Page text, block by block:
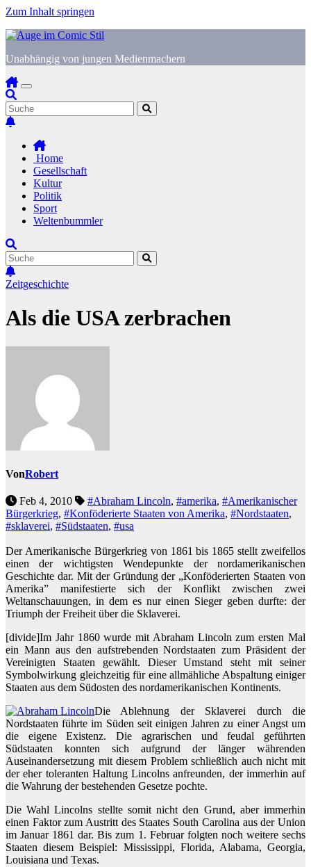
Zum Inhalt springen
Unabhängig von jungen Medienmachern
Home
Gesellschaft
Kultur
Politik
Sport
Weltenbummler
Zeitgeschichte
Als die USA zerbrachen
VonRobert
Feb 4, 2010 #Abraham Lincoln, #amerika, #Amerikanischer
Bürgerkrieg, #Konföderierte Staaten von Amerika, #Nordstaaten,
#sklaverei, #Südstaaten, #usa
Der Amerikanische Bürgerkrieg von 1861 bis 1865 stellt zweifellos
einen der wichtigsten Wendepunkte der nordamerikanischen
Geschichte dar. Mit der Gründung der „Konföderierten Staaten von
Amerika” manifestierte sich der Konflikt zwischen zwei
Weltanschauungen, in dem es nur einen Sieger geben durfte: der
Triumph der Freiheit über die Sklaverei.
[divide]Im Jahr 1860 wurde mit Abraham Lincoln zum ersten Mal
ein Mann aus den aufstrebenden Nordstaaten zum Präsident der
Vereinigten Staaten gewählt. Dieser Umstand steht mit seiner
Symbolwirkung gleichzeitig für eine allmähliche Abspaltung einiger
Staaten aus dem Südosten des nordamerikanischen Kontinents.
Die Ablehnung der Sklaverei durch die
Nordstaaten führte im Süden seit einigen Jahren zu einer Angst um
die eigene Existenz. Die agrarischen und feudal geführten
Südstaaten konnten sich aufgrund der länger währenden
Auseinandersetzung mit diesem Problem schließlich auch nicht mit
der eher toleranten Haltung Lincolns anfreunden, der immerhin auf
die Wahrung der bestehenden Gesetze pochte.
Die Wahl Lincolns stellte somit nicht den Grund, aber immerhin
einen Faktor zum Austritt des Staates South Carolina aus der Union
im Januar 1861 dar. Bis zum 1. Februar folgten noch weitere sechs
Staaten diesem Beispiel: Mississippi, Florida, Alabama, Georgia,
Louisiana und Texas.